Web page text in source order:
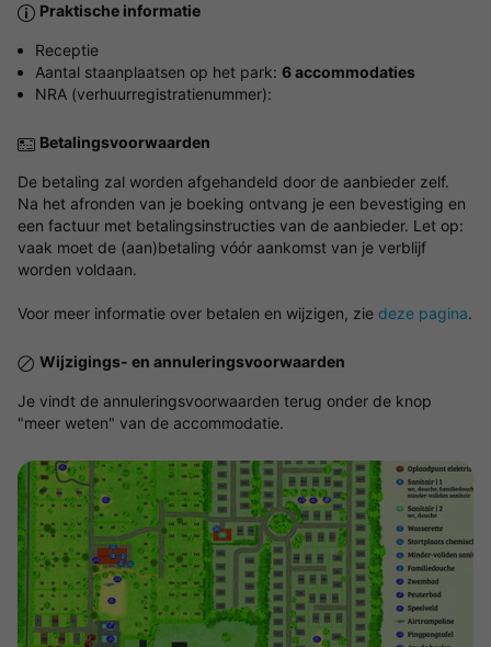
Praktische informatie
Receptie
Aantal staanplaatsen op het park: 6 accommodaties
NRA (verhuurregistratienummer):
Betalingsvoorwaarden
De betaling zal worden afgehandeld door de aanbieder zelf.
Na het afronden van je boeking ontvang je een bevestiging en
een factuur met betalingsinstructies van de aanbieder. Let op:
vaak moet de (aan)betaling vóór aankomst van je verblijf
worden voldaan.
Voor meer informatie over betalen en wijzigen, zie deze pagina.
Wijzigings- en annuleringsvoorwaarden
Je vindt de annuleringsvoorwaarden terug onder de knop
"meer weten" van de accommodatie.
Bekijk de kaart